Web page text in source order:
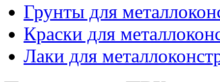
Грунты для
Краски для
Лаки для